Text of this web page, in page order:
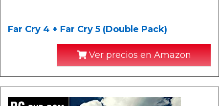
Far Cry 4 + Far Cry 5 (Double Pack)
Ver precios en Amazon